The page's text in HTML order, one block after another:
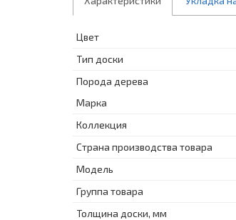
Цвет
Тип доски
Порода дерева
Марка
Коллекция
Страна производства товара
Модель
Группа товара
Толщина доски, мм